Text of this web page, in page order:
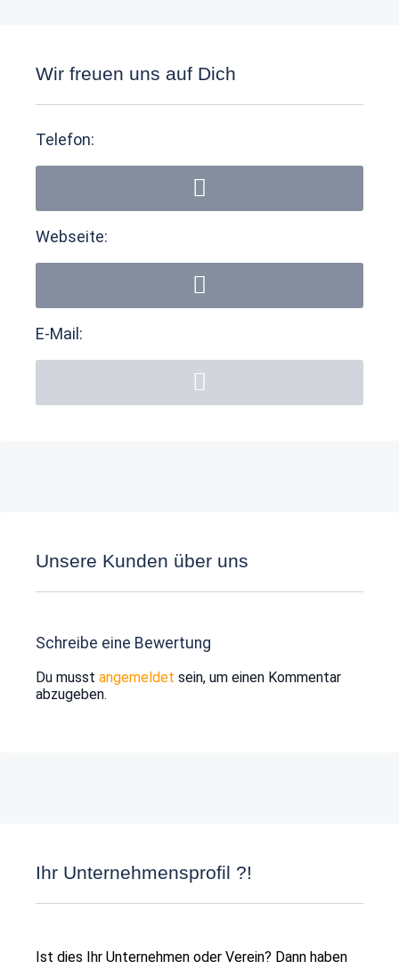
Wir freuen uns auf Dich
Telefon:
Webseite:
E-Mail:
Unsere Kunden über uns
Schreibe eine Bewertung
Du musst angemeldet sein, um einen Kommentar
abzugeben.
Ihr Unternehmensprofil ?!
Ist dies Ihr Unternehmen oder Verein? Dann haben